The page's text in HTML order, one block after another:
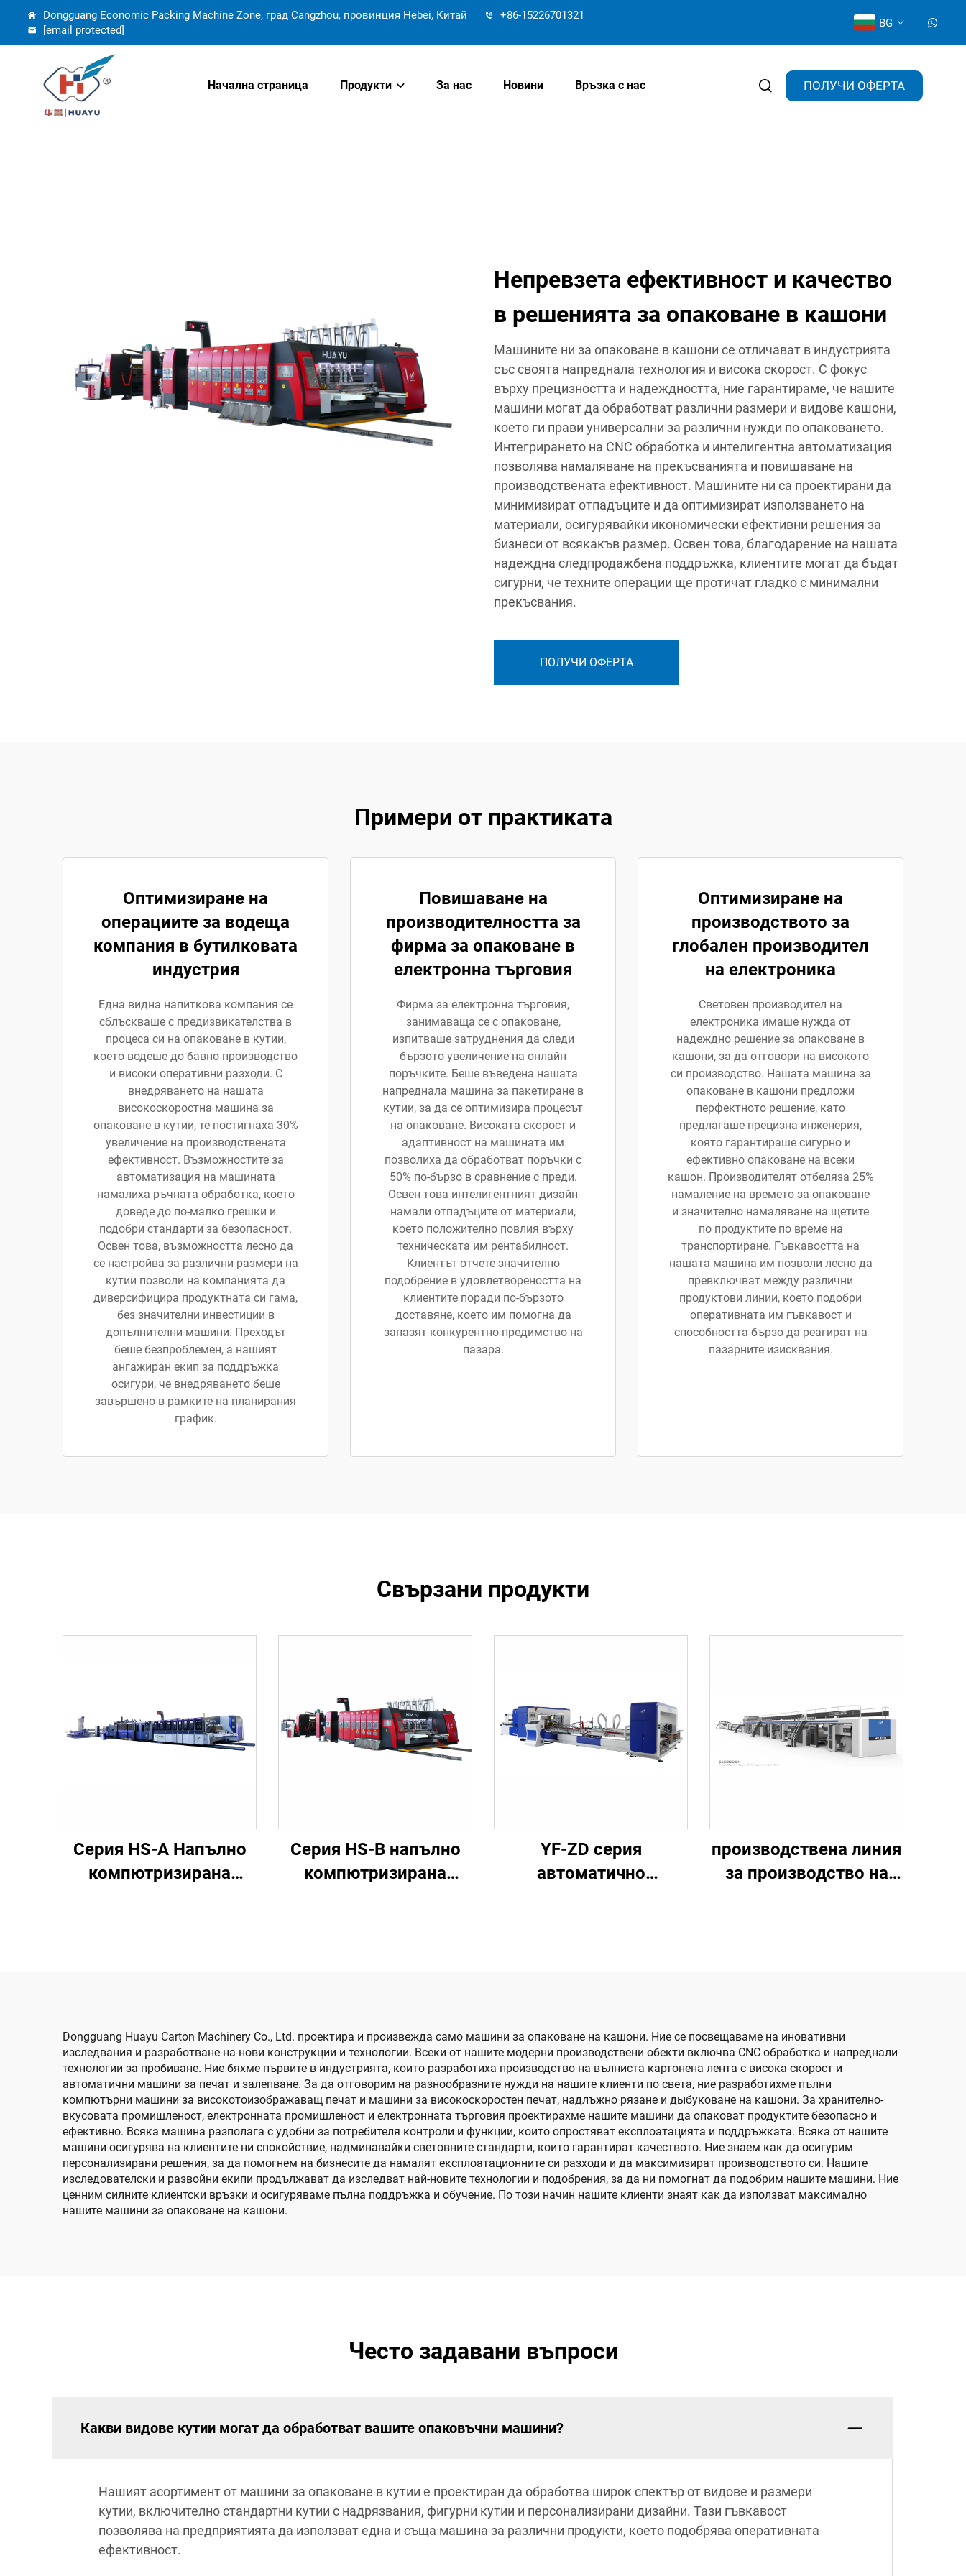
Dongguang Economic Packing Machine Zone, град Cangzhou, провинция Hebei, Китай
+86-15226701321
[email protected]
BG
Начална страница Продукти За нас Новини Връзка с нас ПОЛУЧИ ОФЕРТА
Непревзета ефективност и качество
в решенията за опаковане в кашони
Машините ни за опаковане в кашони се отличават в индустрията
със своята напреднала технология и висока скорост. С фокус
върху прецизността и надеждността, ние гарантираме, че нашите
машини могат да обработват различни размери и видове кашони,
което ги прави универсални за различни нужди по опаковането.
Интегрирането на CNC обработка и интелигентна автоматизация
позволява намаляване на прекъсванията и повишаване на
производствената ефективност. Машините ни са проектирани да
минимизират отпадъците и да оптимизират използването на
материали, осигурявайки икономически ефективни решения за
бизнеси от всякакъв размер. Освен това, благодарение на нашата
надеждна следпродажбена поддръжка, клиентите могат да бъдат
сигурни, че техните операции ще протичат гладко с минимални
прекъсвания.
ПОЛУЧИ ОФЕРТА
Примери от практиката
Оптимизиране на
операциите за водеща
компания в бутилковата
индустрия
Една видна напиткова компания се
сблъскваше с предизвикателства в
процеса си на опаковане в кутии,
което водеше до бавно производство
и високи оперативни разходи. С
внедряването на нашата
високоскоростна машина за
опаковане в кутии, те постигнаха 30%
увеличение на производствената
ефективност. Възможностите за
автоматизация на машината
намалиха ръчната обработка, което
доведе до по-малко грешки и
подобри стандарти за безопасност.
Освен това, възможността лесно да
се настройва за различни размери на
кутии позволи на компанията да
диверсифицира продуктната си гама,
без значителни инвестиции в
допълнителни машини. Преходът
беше безпроблемен, а нашият
ангажиран екип за поддръжка
осигури, че внедряването беше
завършено в рамките на планирания
график.
Повишаване на
производителността за
фирма за опаковане в
електронна търговия
Фирма за електронна търговия,
занимаваща се с опаковане,
изпитваше затруднения да следи
бързото увеличение на онлайн
поръчките. Беше въведена нашата
напреднала машина за пакетиране в
кутии, за да се оптимизира процесът
на опаковане. Високата скорост и
адаптивност на машината им
позволиха да обработват поръчки с
50% по-бързо в сравнение с преди.
Освен това интелигентният дизайн
намали отпадъците от материали,
което положително повлия върху
техническата им рентабилност.
Клиентът отчете значително
подобрение в удовлетвореността на
клиентите поради по-бързото
доставяне, което им помогна да
запазят конкурентно предимство на
пазара.
Оптимизиране на
производството за
глобален производител
на електроника
Световен производител на
електроника имаше нужда от
надеждно решение за опаковане в
кашони, за да отговори на високото
си производство. Нашата машина за
опаковане в кашони предложи
перфектното решение, като
предлагаше прецизна инженерия,
която гарантираше сигурно и
ефективно опаковане на всеки
кашон. Производителят отбеляза 25%
намаление на времето за опаковане
и значително намаляване на щетите
по продуктите по време на
транспортиране. Гъвкавостта на
нашата машина им позволи лесно да
превключват между различни
продуктови линии, което подобри
оперативната им гъвкавост и
способността бързо да реагират на
пазарните изисквания.
Свързани продукти
Серия HS-A Напълно
компютризирана
Серия HS-B напълно
компютризирана
YF-ZD серия
автоматично
производствена линия
за производство на
Dongguang Huayu Carton Machinery Co., Ltd. проектира и произвежда само машини за опаковане на кашони. Ние се посвещаваме на иновативни
изследвания и разработване на нови конструкции и технологии. Всеки от нашите модерни производствени обекти включва CNC обработка и напреднали
технологии за пробиване. Ние бяхме първите в индустрията, които разработиха производство на вълниста картонена лента с висока скорост и
автоматични машини за печат и залепване. За да отговорим на разнообразните нужди на нашите клиенти по света, ние разработихме пълни
компютърни машини за високотоизображаващ печат и машини за високоскоростен печат, надлъжно рязане и дыбуковане на кашони. За хранително-
вкусовата промишленост, електронната промишленост и електронната търговия проектирахме нашите машини да опаковат продуктите безопасно и
ефективно. Всяка машина разполага с удобни за потребителя контроли и функции, които опростяват експлоатацията и поддръжката. Всяка от нашите
машини осигурява на клиентите ни спокойствие, надминавайки световните стандарти, които гарантират качеството. Ние знаем как да осигурим
персонализирани решения, за да помогнем на бизнесите да намалят експлоатационните си разходи и да максимизират производството си. Нашите
изследователски и развойни екипи продължават да изследват най-новите технологии и подобрения, за да ни помогнат да подобрим нашите машини. Ние
ценним силните клиентски връзки и осигуряваме пълна поддръжка и обучение. По този начин нашите клиенти знаят как да използват максимално
нашите машини за опаковане на кашони.
Често задавани въпроси
Какви видове кутии могат да обработват вашите опаковъчни машини?
Нашият асортимент от машини за опаковане в кутии е проектиран да обработва широк спектър от видове и размери
кутии, включително стандартни кутии с надрязвания, фигурни кутии и персонализирани дизайни. Тази гъвкавост
позволява на предприятията да използват една и съща машина за различни продукти, което подобрява оперативната
ефективност.